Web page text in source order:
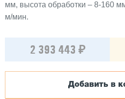
мм, высота обработки – 8-160
м/мин.
2 393 443 ₽
Добавить в